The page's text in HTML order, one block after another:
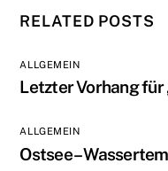
RELATED POSTS
ALLGEMEIN
Letzter Vorhang für
ALLGEMEIN
Ostsee –